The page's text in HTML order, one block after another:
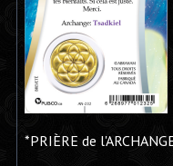
*PRIÈRE de